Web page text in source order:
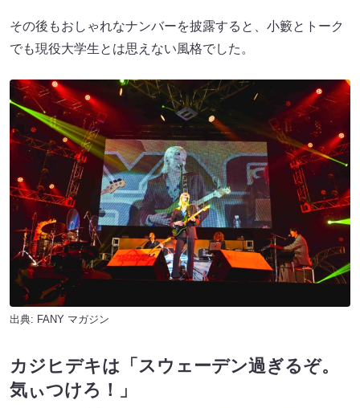
その後もおしゃれなナンバーを披露すると、小籔とトーク
でも現役大学生とは思えない風格でした。
出典: FANY マガジン
カジヒデキは「スウェーデン過ぎるぞ。
気ぃつけろ！」